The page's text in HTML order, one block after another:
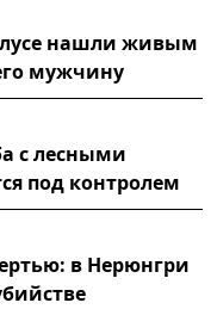
нашли живым
мужчину
с лесными
под контролем
в Нерюнгри